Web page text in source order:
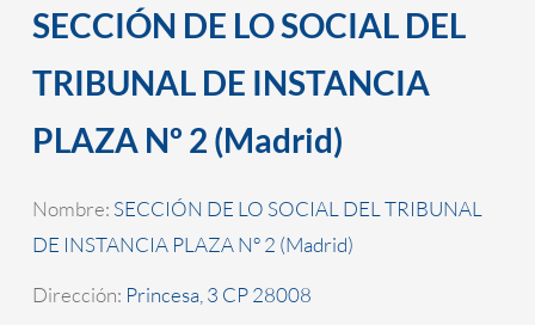
SECCIÓN DE LO SOCIAL DEL
TRIBUNAL DE INSTANCIA
PLAZA Nº 2 (Madrid)
Nombre: SECCIÓN DE LO SOCIAL DEL TRIBUNAL
DE INSTANCIA PLAZA Nº 2 (Madrid)
Dirección: Princesa, 3 CP 28008